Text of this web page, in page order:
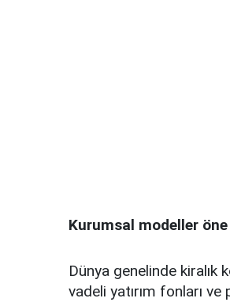
Kurumsal modeller öne
Dünya genelinde kiralık
vadeli yatırım fonları